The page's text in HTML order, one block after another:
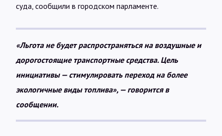
суда, сообщили в городском парламенте.
«Льгота не будет распространяться на воздушные и
дорогостоящие транспортные средства. Цель
инициативы — стимулировать переход на более
экологичные виды топлива», — говорится в
сообщении.